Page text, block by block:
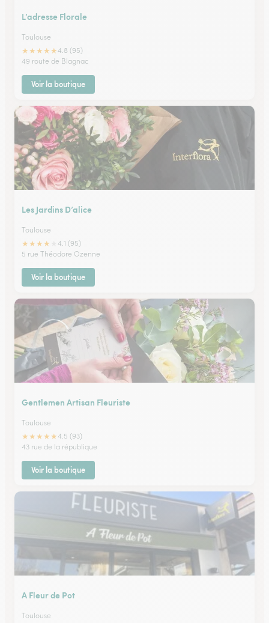
L’adresse Florale
Toulouse
★★★★★4.8 (95)
49 route de Blagnac
Voir la boutique
Les Jardins D’alice
Toulouse
★★★★
4.1 (95)
5 rue Théodore Ozenne
Voir la boutique
Gentlemen Artisan Fleuriste
Toulouse
★★★★★4.5 (93)
43 rue de la république
Voir la boutique
A Fleur de Pot
Toulouse